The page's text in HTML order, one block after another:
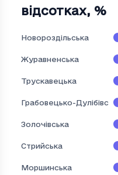
відсотках, %
Новороздільська
Журавненська
Трускавецька
Грабовецько-Дулібівська
Золочівська
Стрийська
Моршинська